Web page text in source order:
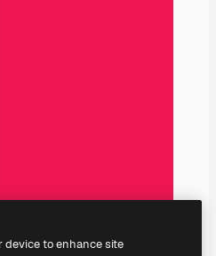
device to enhance site